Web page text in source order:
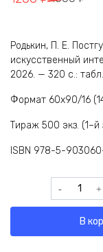
1500 ₽.
Родькин, П. Е.
искусственный
2026. — 320 с.:
Формат 60х90/16
Тираж 500 экз. (1–й
ISBN 978-5-
Количество
товара
В